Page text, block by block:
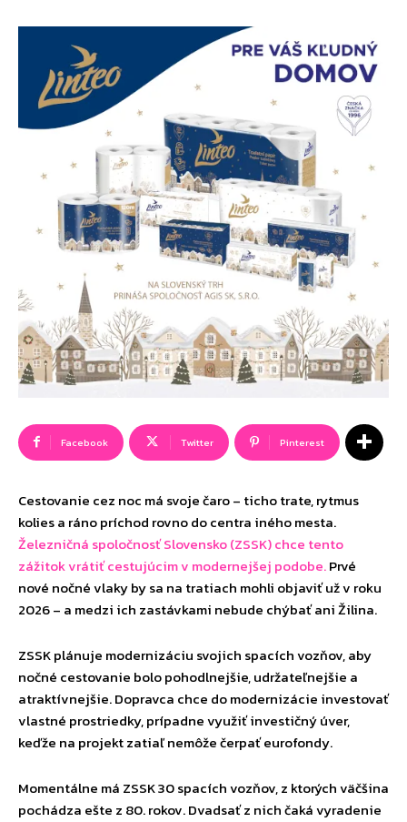
Facebook Twitter Pinterest
Cestovanie cez noc má svoje čaro – ticho trate, rytmus
kolies a ráno príchod rovno do centra iného mesta.
Železničná spoločnosť Slovensko (ZSSK) chce tento
zážitok vrátiť cestujúcim v modernejšej podobe.Prvé
nové nočné vlaky by sa na tratiach mohli objaviť už v roku
2026 – a medzi ich zastávkami nebude chýbať ani Žilina.
ZSSK plánuje modernizáciu svojich spacích vozňov, aby
nočné cestovanie bolo pohodlnejšie, udržateľnejšie a
atraktívnejšie. Dopravca chce do modernizácie investovať
vlastné prostriedky, prípadne využiť investičný úver,
keďže na projekt zatiaľ nemôže čerpať eurofondy.
Momentálne má ZSSK 30 spacích vozňov, z ktorých väčšina
pochádza ešte z 80. rokov. Dvadsať z nich čaká vyradenie